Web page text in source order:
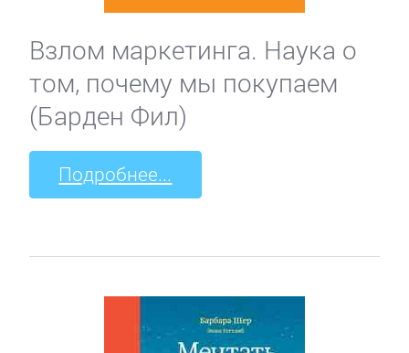
Взлом маркетинга. Наука о
том, почему мы покупаем
(Барден Фил)
Подробнее...